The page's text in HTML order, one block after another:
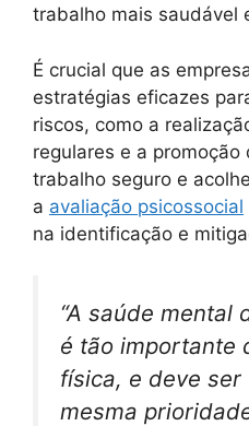
trabalho mais saudável
É crucial que as
estratégias eficazes
riscos, como a
regulares e a
trabalho seguro e
a avaliação psicossocial
na identificação e
“A saúde mental
é tão importante
física, e deve
mesma